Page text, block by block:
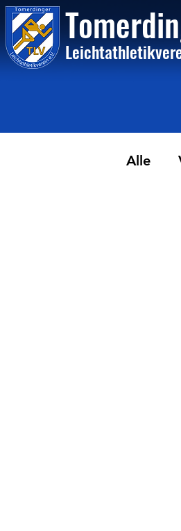
Tome
Alle